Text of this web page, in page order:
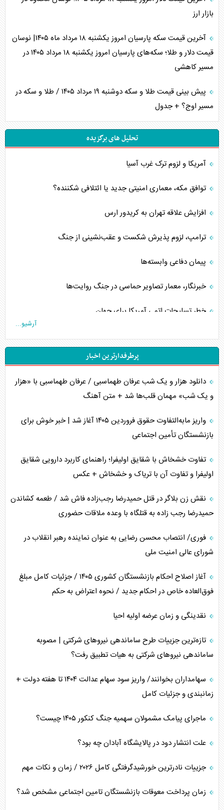
بازار ارز
آخرین قیمت سکه پارسیان امروز یکشنبه ۱۸ مرداد ماه ۱۴۰۵| نوسان
قیمت دلار و طلا؛ سکه‌های پارسیان امروز یکشنبه ۱۸ مرداد ۱۴۰۵ در
مسیر کاهشی
پیش بینی قیمت طلا و سکه دوشنبه ۱۹ مرداد ۱۴۰۵ / طلا و سکه در
مسیر اوج؟ + جدول
تحلیل های برگزیده
آمریکا و لزوم ترک غرب آسیا
توافق مکه، معماری امنیتی جدید یا ائتلافی شکننده؟
افزایش علاقه تهران به کریدور ارس
ترامپ، لزوم پذیرش شکست و عقب‌نشینی از جنگ
پیمان دفاعی‌ وابسته‌ها
خبرنگار، معمار تصاویر حماسی در جنگ روایت‌ها
خطر تسلیحات اتمی آمریکا برای جهان
چگونه عربستان برابر ایران دچار خطای محاسباتی شد؟
جاده ابریشم فضایی/ نفوذ راهبردی و فرازمینی چین
انصارالله و تثبیت معادله «محاصره برابر محاصره»
مصالحه نافرجام سعودی – اماراتی
محدودیت صادرات نفت عربستان
چگونه مقاومت صحنه جنگ را تغییر می‌دهد؟
جنگ رمضان و معضل حضور نظامیان آمریکایی
تحلیل جامع پدیده تراستی‌ها
تأثیر جنگ ایران و آمریکا بر اقتصاد جهانی
آرشیو...
پرطرفدارترین اخبار
دانلود هزار و یک شب عرفان طهماسبی / عرفان طهماسبی با «هزار
و یک شب» مهمان قلب‌ها شد + متن آهنگ
واریز مابه‌التفاوت حقوق فروردین ۱۴۰۵ آغاز شد | خبر خوش برای
بازنشستگان تأمین اجتماعی
تفاوت خشخاش با شقایق اولیفرا؛ راهنمای کاربرد دارویی شقایق
اولیفرا و تفاوت آن با تریاک و خشخاش + عکس
نقش زن بلاگر در قتل حمیدرضا رجب‌زاده فاش شد / طعمه کشاندن
حمیدرضا رجب زاده به قتلگاه با وعده ملاقات حضوری
فوری/ انتصاب محسن رضایی به عنوان نماینده رهبر انقلاب در
شورای عالی امنیت ملی
آغاز اصلاح احکام بازنشستگان کشوری ۱۴۰۵ / جزئیات کامل مبلغ
فوق‌العاده خاص در احکام جدید / نحوه اعتراض به حکم
نقدینگی و زمان عرضه اولیه احیا
تازه‌ترین جزییات طرح ساماندهی نیرو‌های شرکتی | مصوبه
ساماندهی نیرو‌های شرکتی به هیات تطبیق رفت؟
سهامداران بخوانند/ واریز سود سهام عدالت ۱۴۰۴ تا هفته دولت +
زمانبندی و جزئیات کامل
ماجرای پیامک مشمولان سهمیه جنگ کنکور ۱۴۰۵ چیست؟
علت انتشار دود در پالایشگاه آبادان چه بود؟
جزییات نادرترین خورشیدگرفتگی کامل ۲۰۲۶ / زمان و نکات مهم
زمان پرداخت معوقات بازنشستگان تامین اجتماعی مشخص شد؟